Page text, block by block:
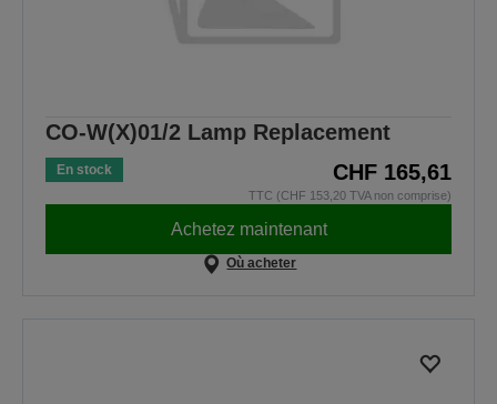
CO-W(X)01/2 Lamp Replacement
En stock CHF 165,61
TTC (CHF 153,20 TVA non comprise)
Achetez maintenant
Où acheter